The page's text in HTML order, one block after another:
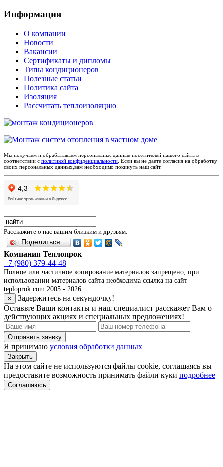
Информация
О компании
Новости
Вакансии
Сертификаты и дипломы
Типы кондиционеров
Полезные статьи
Политика сайта
Изоляция
Рассчитать теплоизоляцию
Мы получаем и обрабатываем персональные данные посетителей нашего сайта в
соответствии с политикой конфиденциальности . Если вы не даете согласия на обработку
своих персональных данных,вам необходимо покинуть наш сайт.
Расскажите о нас вашим близким и друзьям:
Поделиться…
Компания Теплопрок
+7 (980) 379-44-48
Полное или частичное копирование материалов запрещено, при
использовании материалов сайта необходима ссылка на сайт
teploprok.com 2005 - 2026
×
Задержитесь на секундочку!
Оставьте Ваши контакты и наш специалист расскажет Вам о
действующих акциях и специальных предложениях!
Отправить заявку
Я принимаю условия обработки данных
Закрыть
На этом сайте не используются файлы cookie, соглашаясь вы
предоставите возможность принимать файли куки подробнее
Соглашаюсь